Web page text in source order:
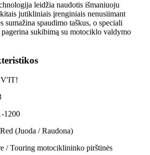
leidžia naudotis išmaniuoju
jutikliniais įrenginiais nenusiimant
sumažina spaudimo taškus, o speciali
sukibimą su motociklo valdymo
1200
(Juoda / Raudona)
/ Touring motociklininko pirštinės